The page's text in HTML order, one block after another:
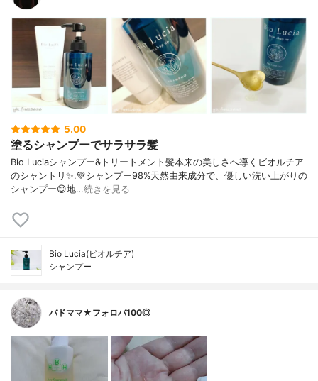
5.00
塗るシャンプーでサラサラ髪
Bio Luciaシャンプー&トリートメント⁡髪本来の美しさへ導くビオルチア
のシャントリ✨⁡.💚シャンプー98%天然由来成分で、優しい洗い上がりの
シャンプー😊地…続きを見る
Bio Lucia(ビオルチア)
シャンプー
バドママ★フォロバ100◎